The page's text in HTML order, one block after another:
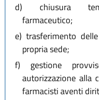
d) chiusura
farmaceutico;
e) trasferimento
propria sede;
f) gestione
autorizzazione alla
farmacisti aventi